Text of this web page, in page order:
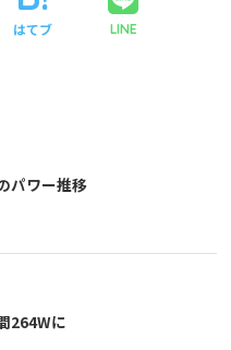
はてブ LINE
パワー推移
264Wに